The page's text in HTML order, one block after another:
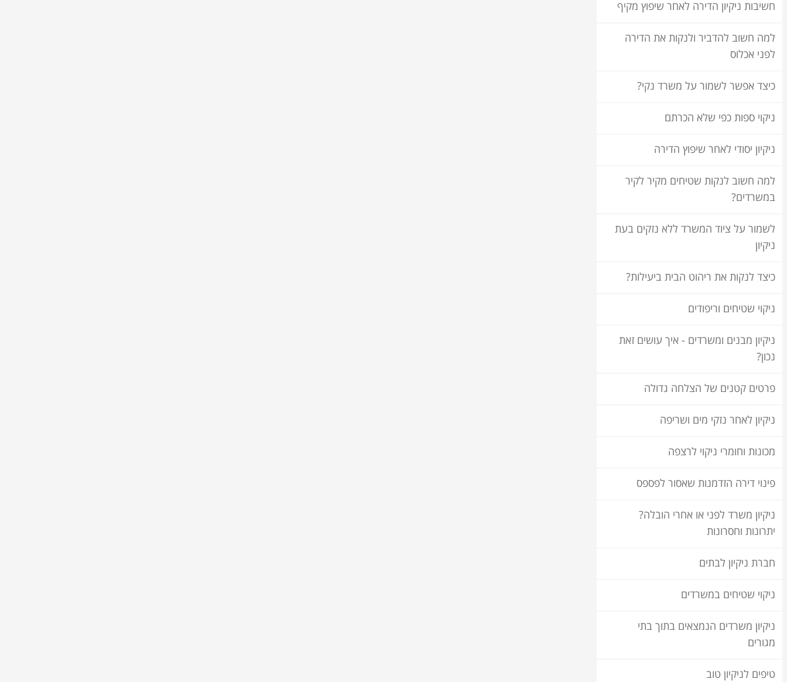
חשיבות ניקיון הדירה לאחר שיפוץ מקיף
למה חשוב להדביר ולנקות את הדירה
לפני אכלוס
כיצד אפשר לשמור על משרד נקי?
ניקוי ספות כפי שלא הכרתם
ניקיון יסודי לאחר שיפוץ הדירה
למה חשוב לנקות שטיחים מקיר לקיר
במשרדים?
לשמור על ציוד המשרד ללא נזקים בעת
ניקיון
כיצד לנקות את ריהוט הבית ביעילות?
ניקוי שטיחים וריפודים
ניקיון מבנים ומשרדים - איך עושים זאת
נכון?
פרטים קטנים של הצלחה גדולה
ניקיון לאחר נזקי מים ושריפה
מכונות וחומרי ניקוי לרצפה
פינוי דירה הזדמנות שאסור לפספס
ניקיון משרד לפני או אחרי הובלה?
יתרונות וחסרונות
חברת ניקיון לבתים
ניקוי שטיחים במשרדים
ניקיון משרדים הנמצאים בתוך בתי
מגורים
טיפים לניקיון טוב